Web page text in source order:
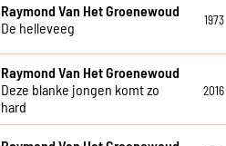
Raymond Van Het Groenewoud
De helleveeg
1973
Raymond Van Het Groenewoud
Deze blanke jongen komt zo
hard
2016